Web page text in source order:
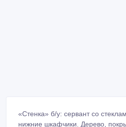
«Стенка» б/у: сервант со
нижние шкафчики. Дерево,